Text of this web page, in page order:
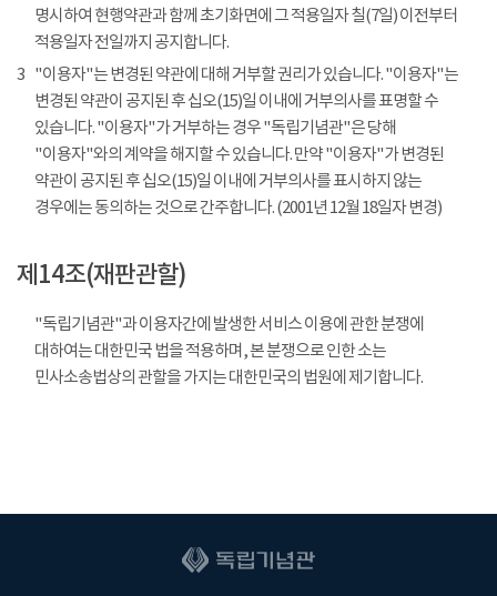
명시하여 현행약관과 함께 초기화면에 그 적용일자 칠(7일) 이전부터
적용일자 전일까지 공지합니다.
3 "이용자"는 변경된 약관에 대해 거부할 권리가 있습니다. "이용자"는
변경된 약관이 공지된 후 십오(15)일 이내에 거부의사를 표명할 수
있습니다. "이용자"가 거부하는 경우 "독립기념관"은 당해
"이용자"와의 계약을 해지할 수 있습니다. 만약 "이용자"가 변경된
약관이 공지된 후 십오(15)일 이내에 거부의사를 표시하지 않는
경우에는 동의하는 것으로 간주합니다. (2001년 12월 18일자 변경)
제14조(재판관할)
"독립기념관"과 이용자간에 발생한 서비스 이용에 관한 분쟁에
대하여는 대한민국 법을 적용하며, 본 분쟁으로 인한 소는
민사소송법상의 관할을 가지는 대한민국의 법원에 제기합니다.